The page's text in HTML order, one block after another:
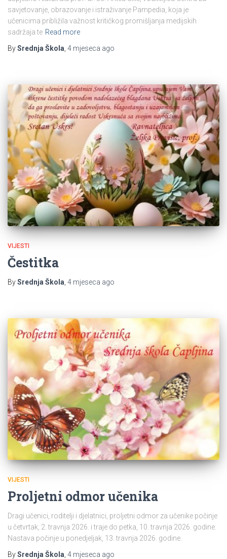
savjetovanje, obrazovanje i istraživanje Pampedia, koja je
učenicima približila važnost kritičkog promišljanja medijskih
sadržaja te Read more
BySrednja Škola, 4 mjeseca ago
VIJESTI
Čestitka
BySrednja Škola 4 mjeseca ago
VIJESTI
Proljetni odmor učenika
Dragi učenici, roditelji i djelatnici, proljetni odmor za učenike počinje
u četvrtak, 2. travnja 2026. i traje do petka, 10. travnja 2026. godine.
Nastava počinje u ponedjeljak, 13. travnja 2026. godine.
BySrednja Škola 4 mjeseca ago